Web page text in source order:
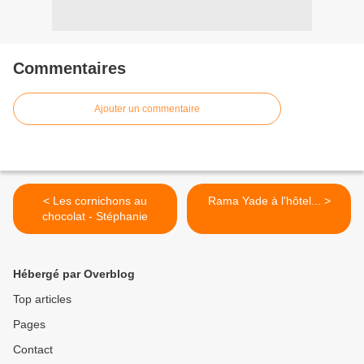
Commentaires
Ajouter un commentaire
< Les cornichons au
chocolat - Stéphanie
Rama Yade à l'hôtel... >
Hébergé par Overblog
Top articles
Pages
Contact